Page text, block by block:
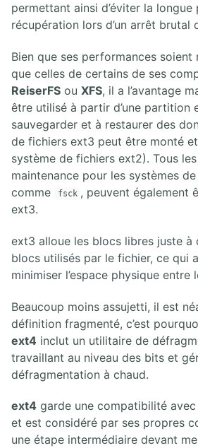
permettant ainsi d’éviter la longue
récupération lors d’un arrêt brutal
Bien que ses performances soient
que celles de certains de ses
ReiserFS ou XFS, il a l’avantage
être utilisé à partir d’une partition
sauvegarder et à restaurer des
de fichiers ext3 peut être monté
système de fichiers ext2). Tous
maintenance pour les systèmes
comme
fsck , peuvent également
ext3.
ext3 alloue les blocs libres juste à
blocs utilisés par le fichier, ce qui
minimiser l’espace physique entre
Beaucoup moins assujetti, il est
définition fragmenté, c’est
ext4 inclut un utilitaire de
travaillant au niveau des bits et
défragmentation à chaud.
ext4 garde une compatibilité
et est considéré par ses propres
une étape intermédiaire devant